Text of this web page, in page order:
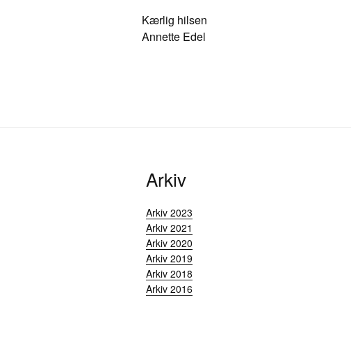
Kærlig hilsen
Annette Edel
Arkiv
Arkiv 2023
Arkiv 2021
Arkiv 2020
Arkiv 2019
Arkiv 2018
Arkiv 2016